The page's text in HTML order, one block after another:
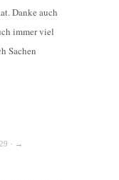
Danke auch
immer viel
Sachen
· →